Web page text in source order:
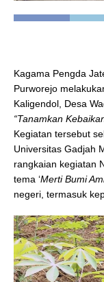
Kagama Pengda
Purworejo
Kaligendol, Desa
“Tanamkan
Kegiatan tersebut
Universitas Gadjah
rangkaian kegiatan
tema ‘Merti Bumi
negeri, termasuk